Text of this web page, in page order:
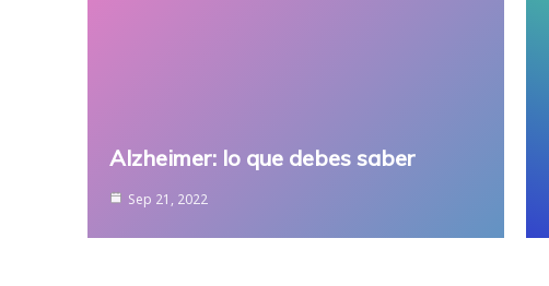
Alzheimer: lo que debes saber
Sep 21, 2022